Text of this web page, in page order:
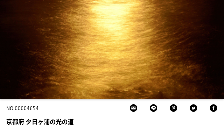
NO.00004654
京都府 夕日ヶ浦の光の道